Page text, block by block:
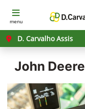
menu
D. Carvalho Assis
John Deere